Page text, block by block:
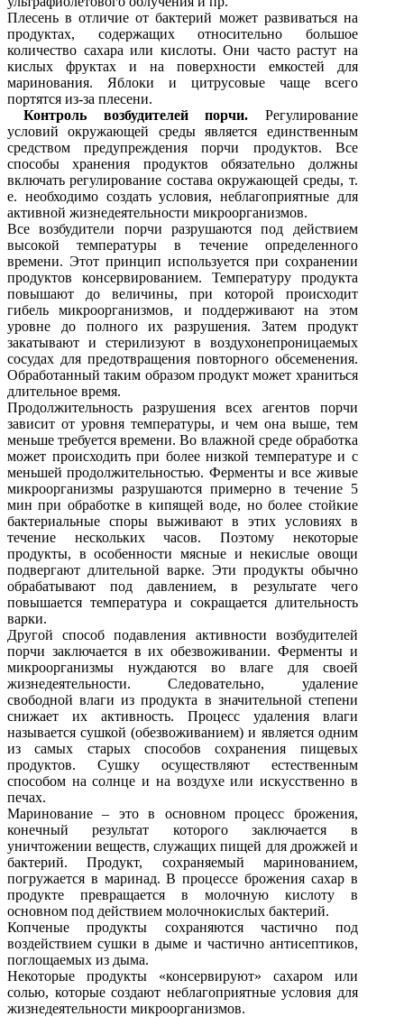
Плесень в отличие от бактерий может развиваться на
продуктах, содержащих относительно большое
количество сахара или кислоты. Они часто растут на
кислых фруктах и на поверхности емкостей для
маринования. Яблоки и цитрусовые чаще всего
портятся из-за плесени.
Контроль возбудителей порчи. Регулирование
условий окружающей среды является единственным
средством предупреждения порчи продуктов. Все
способы хранения продуктов обязательно должны
включать регулирование состава окружающей среды, т.
е. необходимо создать условия, неблагоприятные для
активной жизнедеятельности микроорганизмов.
Все возбудители порчи разрушаются под действием
высокой температуры в течение определенного
времени. Этот принцип используется при сохранении
продуктов консервированием. Температуру продукта
повышают до величины, при которой происходит
гибель микроорганизмов, и поддерживают на этом
уровне до полного их разрушения. Затем продукт
закатывают и стерилизуют в воздухонепроницаемых
сосудах для предотвращения повторного обсеменения.
Обработанный таким образом продукт может храниться
длительное время.
Продолжительность разрушения всех агентов порчи
зависит от уровня температуры, и чем она выше, тем
меньше требуется времени. Во влажной среде обработка
может происходить при более низкой температуре и с
меньшей продолжительностью. Ферменты и все живые
микроорганизмы разрушаются примерно в течение 5
мин при обработке в кипящей воде, но более стойкие
бактериальные споры выживают в этих условиях в
течение нескольких часов. Поэтому некоторые
продукты, в особенности мясные и некислые овощи
подвергают длительной варке. Эти продукты обычно
обрабатывают под давлением, в результате чего
повышается температура и сокращается длительность
варки.
Другой способ подавления активности возбудителей
порчи заключается в их обезвоживании. Ферменты и
микроорганизмы нуждаются во влаге для своей
жизнедеятельности. Следовательно, удаление
свободной влаги из продукта в значительной степени
снижает их активность. Процесс удаления влаги
называется сушкой (обезвоживанием) и является одним
из самых старых способов сохранения пищевых
продуктов. Сушку осуществляют естественным
способом на солнце и на воздухе или искусственно в
печах.
Маринование – это в основном процесс брожения,
конечный результат которого заключается в
уничтожении веществ, служащих пищей для дрожжей и
бактерий. Продукт, сохраняемый маринованием,
погружается в маринад. В процессе брожения сахар в
продукте превращается в молочную кислоту в
основном под действием молочнокислых бактерий.
Копченые продукты сохраняются частично под
воздействием сушки в дыме и частично антисептиков,
поглощаемых из дыма.
Некоторые продукты «консервируют» сахаром или
солью, которые создают неблагоприятные условия для
жизнедеятельности микроорганизмов.